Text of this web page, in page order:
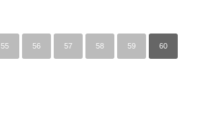
55 56 57 58 59 60